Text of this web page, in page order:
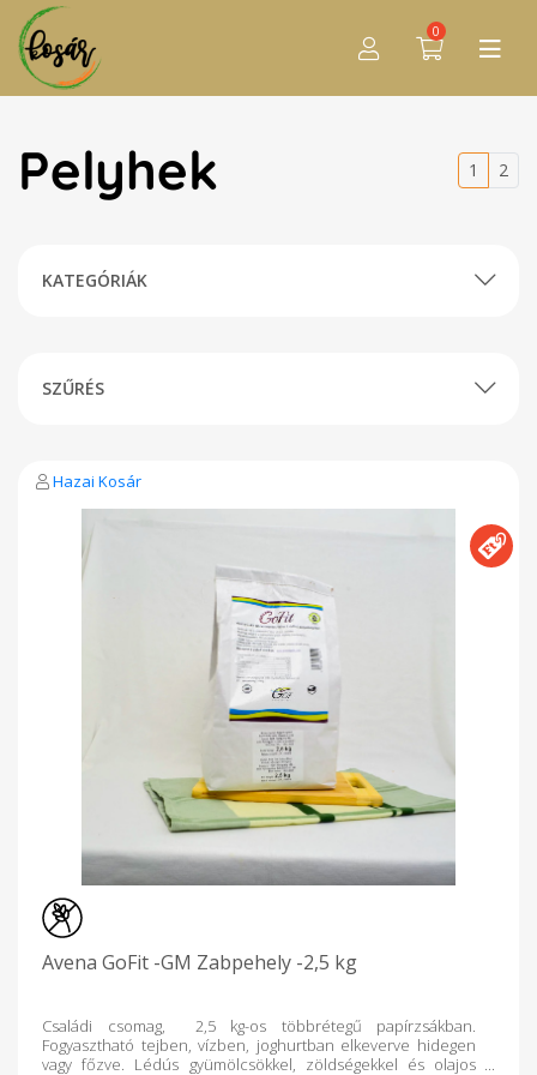
0
Pelyhek 1 2
KATEGÓRIÁK
SZŰRÉS
Hazai Kosár
Avena GoFit -GM Zabpehely -2,5 kg
Családi csomag, 2,5 kg-os többrétegű papírzsákban.
Fogyasztható tejben, vízben, joghurtban elkeverve hidegen
vagy főzve. Lédús gyümölcsökkel, zöldségekkel és olajos